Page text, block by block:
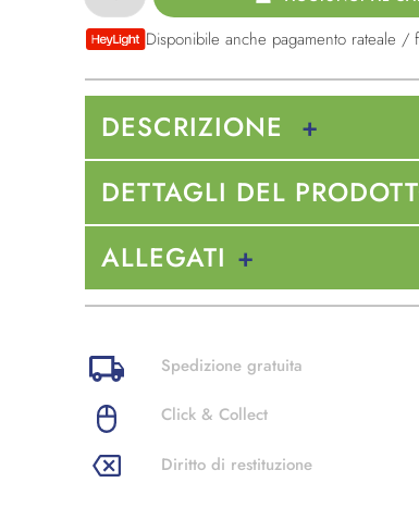
Disponibile anche pagamento rateale /
DESCRIZIONE
DETTAGLI DEL
ALLEGATI
Spedizione gratuita
Click & Collect
Diritto di restituzione